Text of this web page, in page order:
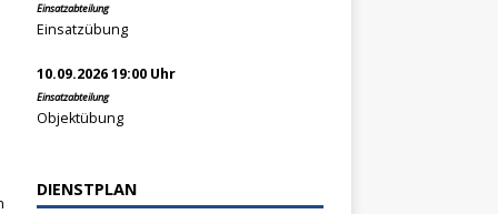
Einsatzabteilung
Einsatzübung
10.09.2026 19:00 Uhr
Einsatzabteilung
Objektübung
DIENSTPLAN